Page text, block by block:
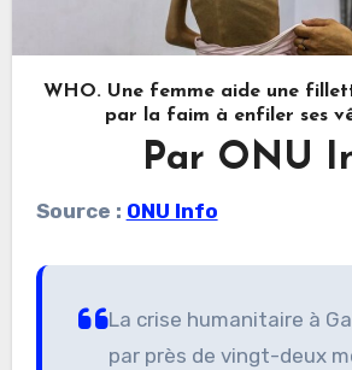
WHO. Une femme aide une
par la faim à enfiler ses
Par ONU
Source : ONU Info
La crise humanitaire à
par près de vingt-deux